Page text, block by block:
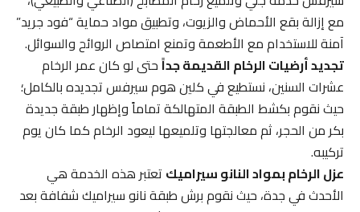
مع إزالة بقع الأحماض والزيوت، وتطبيق مواد حماية “فود جريد”
آمنة للاستخدام مع الأطعمة وتمنع امتصاص الروائح والسوائل.
تجديد أرضيات الرخام القديمة جداًحتى لو كان عمر الرخام
عشرات السنين، نستطيع في كلين هوم سيرفس تجديده بالكامل؛
حيث نقوم بكشط الطبقة المتهالكة تماماً وإظهار طبقة جديدة
بكر من الحجر، ثم معالجتها وتلميعها ليعود الرخام كما كان يوم
تركيبه.
عزل الرخام بمواد النانو سيراميكتعتبر هذه الخدمة هي
الأحدث في جدة، حيث نقوم برش طبقة نانو سيراميك شفافة بعد